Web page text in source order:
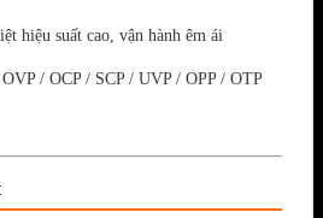
hiệu suất cao, vận hành êm ái
OVP / OCP / SCP / UVP / OPP / OTP